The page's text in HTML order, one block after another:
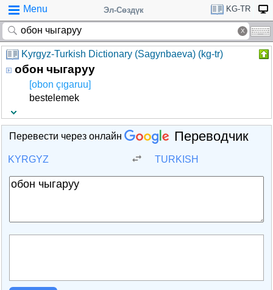
Menu Эл-Сөздүк KG-TR
Kyrgyz-Turkish Dictionary (Sagynbaeva) (kg-tr)
обон чыгаруу
[obon çıgaruu]
bestelemek
Перевести через онлайн Переводчик
KYRGYZ TURKISH